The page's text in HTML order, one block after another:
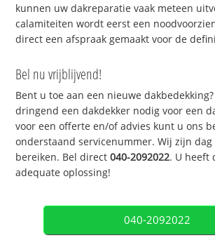
kunnen uw dakreparatie vaak meteen
calamiteiten wordt eerst een
direct een afspraak gemaakt voor de
Bel nu vrijblijvend!
Bent u toe aan een nieuwe
dringend een dakdekker nodig voor een
voor een offerte en/of advies kunt u ons
onderstaand servicenummer. Wij zijn
bereiken. Bel direct040-2092022. U heeft
adequate oplossing!
040-2092022